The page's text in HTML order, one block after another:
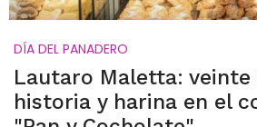
DÍA DEL PANADERO
Lautaro Maletta: veinte
historia y harina en el